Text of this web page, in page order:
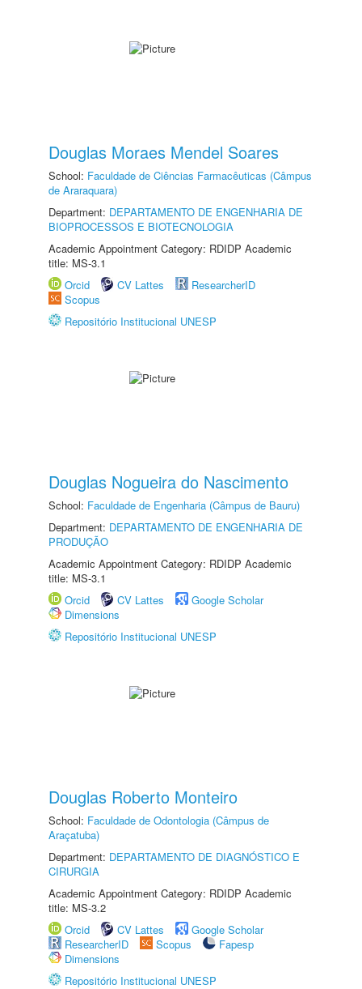
Douglas Moraes Mendel Soares
School: Faculdade de Ciências Farmacêuticas (Câmpus
de Araraquara)
Department: DEPARTAMENTO DE ENGENHARIA DE
BIOPROCESSOS E BIOTECNOLOGIA
Academic Appointment Category: RDIDP Academic
title: MS-3.1
Orcid
CV Lattes
ResearcherID
Scopus
Repositório Institucional UNESP
Douglas Nogueira do Nascimento
School: Faculdade de Engenharia (Câmpus de Bauru)
Department: DEPARTAMENTO DE ENGENHARIA DE
PRODUÇÃO
Academic Appointment Category: RDIDP Academic
title: MS-3.1
Orcid
CV Lattes
Google Scholar
Dimensions
Repositório Institucional UNESP
Douglas Roberto Monteiro
School: Faculdade de Odontologia (Câmpus de
Araçatuba)
Department: DEPARTAMENTO DE DIAGNÓSTICO E
CIRURGIA
Academic Appointment Category: RDIDP Academic
title: MS-3.2
Orcid
CV Lattes
Google Scholar
ResearcherID
Scopus
Fapesp
Dimensions
Repositório Institucional UNESP